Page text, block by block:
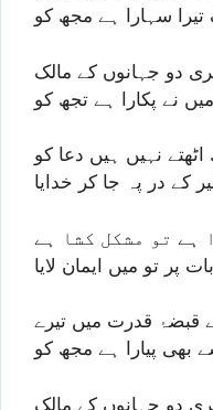
سہارا ہے مجھ کو
دو جہانوں کے مالک
نے پکارا ہے تجھ کو
اٹھتے نہیں ہیں دعا کو
کے در پہ جا کر خدایا
ہے تو مشکل کشا ہے
پر تو میں ایمان لایا
قبضۂ قدرت میں تیرے
بھی پیارا ہے مجھ کو
دو جہانوں کے مالک